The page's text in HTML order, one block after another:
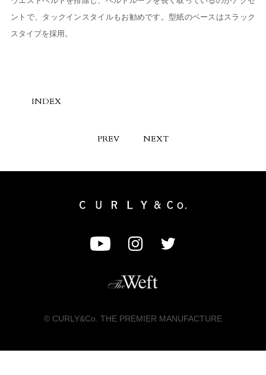
ントで、タックインスタイルもお勧めです。型紙のベースはスラック
スタイプを採用。
INDEX
PREV NEXT
© CURLY&Co. THE PREMIER MANUFACTURE